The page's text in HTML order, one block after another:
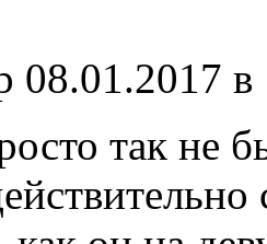
08.01.2017
так не